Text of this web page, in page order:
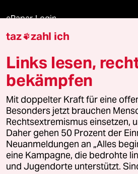
ePaper Login
Downloads für Abonnierende
© 2026 taz Verlags und Vertriebs
Alle Rechte vorbehalten. Bei rechtlichen
wenden Sie sich bitte an
lizenzen@taz.de
Feedback Redaktionsstatut
Leitlinie Informant Datenschutz
taz zahl ich
Links lesen,
bekämpfen
Mit doppelter Kraft für eine
Besonders jetzt brauchen
Rechtsextremismus einsetzen,
Daher gehen 50 Prozent der
Neuanmeldungen an „Alles
eine Kampagne, die bedrohte
und Jugendorte unterstützt.